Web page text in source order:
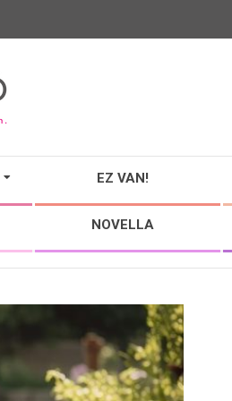
EZ VAN!
NOVELLA